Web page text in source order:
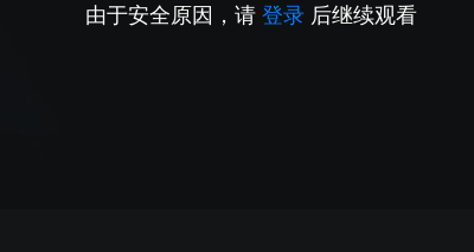
由于安全原因，请 登录 后继续观看